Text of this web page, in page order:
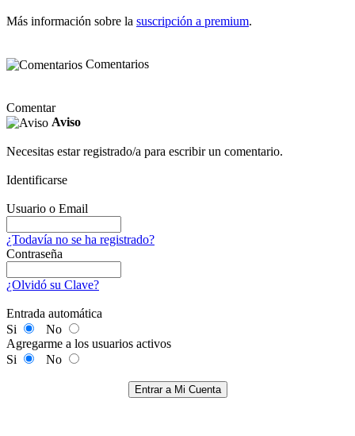
Más información sobre la suscripción a premium.
Comentarios
Comentar
Aviso
Necesitas estar registrado/a para escribir un comentario.
Identificarse
Usuario o Email
¿Todavía no se ha registrado?
Contraseña
¿Olvidó su Clave?
Entrada automática
Si
No
Agregarme a los usuarios activos
Si
No
Entrar a Mi Cuenta